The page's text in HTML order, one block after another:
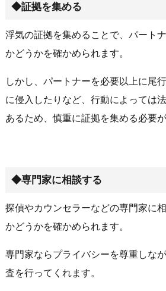
◆証拠を集める
浮気の証拠を集めることで、パート
かどうかを確かめられます。
しかし、パートナーを必要以上に尾
に侵入したりなど、行動によっては
あるため、慎重に証拠を集める必要が
◆専門家に相談する
探偵やカウンセラーなどの専門家に
かどうかを確かめられます。
専門家ならプライバシーを尊重しな
査を行ってくれます。